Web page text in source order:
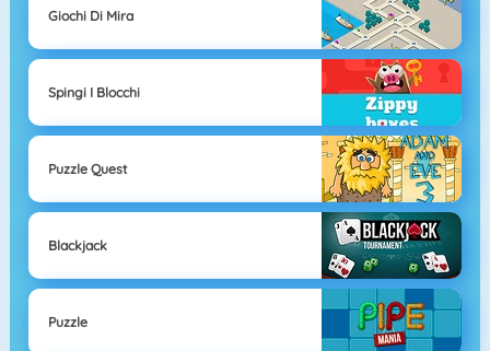
Giochi Di Mira
Spingi I Blocchi
Puzzle Quest
Blackjack
Puzzle